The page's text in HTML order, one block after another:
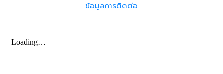
ข้อมูลการติดต่อ